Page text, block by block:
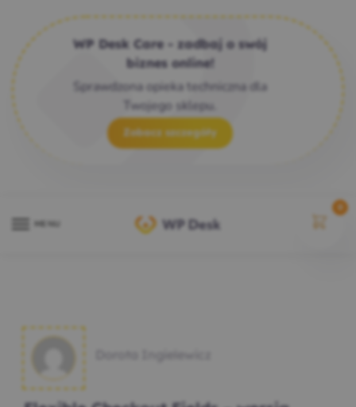
WP Desk Care - zadbaj o swój
biznes online!
Sprawdzona opieka techniczna dla
Twojego sklepu.
Zobacz szczegóły